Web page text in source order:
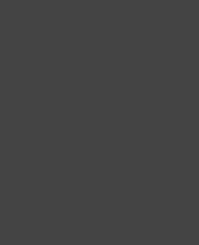
Impermeabilizzanti
Isolanti Termici,